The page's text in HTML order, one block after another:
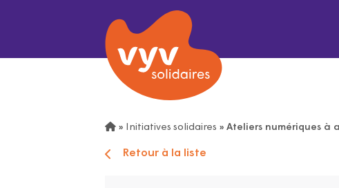
» Initiatives solidaires » Ateliers numériques à
Retour à la liste